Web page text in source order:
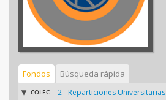
Fondos Búsqueda rápida
COLECCIÓN 2 - Reparticiones Universitarias